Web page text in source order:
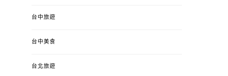
4y3m ：視力檢查、練習犯
錯、認識華德福
台中旅遊
台中美食
台北旅遊